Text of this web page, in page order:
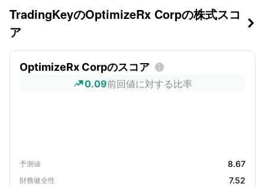
TradingKeyのOptimizeRx Corpの株式スコ
ア

OptimizeRx Corpのスコア 
0.09前回値に対する比率
予測値 8.67
財務健全性 7.52